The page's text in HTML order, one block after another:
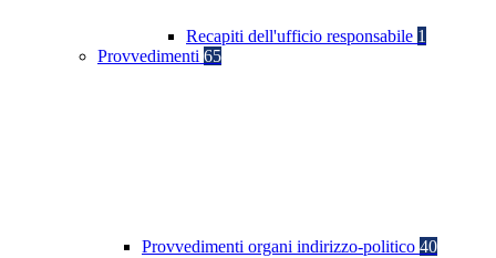
Recapiti dell'ufficio responsabile 1
Provvedimenti 65
Provvedimenti organi indirizzo-politico 40